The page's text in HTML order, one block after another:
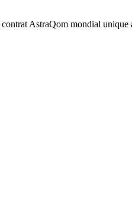
AstraQom mondial